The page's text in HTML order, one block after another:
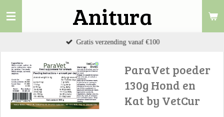
Ga
direct
Anitura
Gratis verzending vanaf €100
ParaVet poeder
130g Hond en
Kat by VetCur